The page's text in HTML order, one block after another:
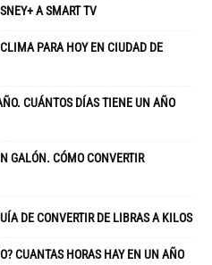
A SMART TV
PARA HOY EN CIUDAD DE
CUÁNTOS DÍAS TIENE UN AÑO
GALÓN. CÓMO CONVERTIR
DE CONVERTIR DE LIBRAS A KILOS
CUANTAS HORAS HAY EN UN AÑO